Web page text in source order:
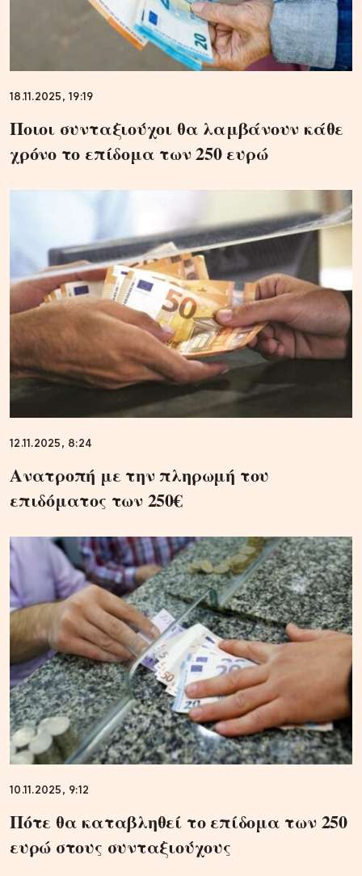
18.11.2025, 19:19
Ποιοι συνταξιούχοι θα λαμβάνουν κάθε
χρόνο το επίδομα των 250 ευρώ
12.11.2025, 8:24
Ανατροπή με την πληρωμή του
επιδόματος των 250€
10.11.2025, 9:12
Πότε θα καταβληθεί το επίδομα των 250
ευρώ στους συνταξιούχους